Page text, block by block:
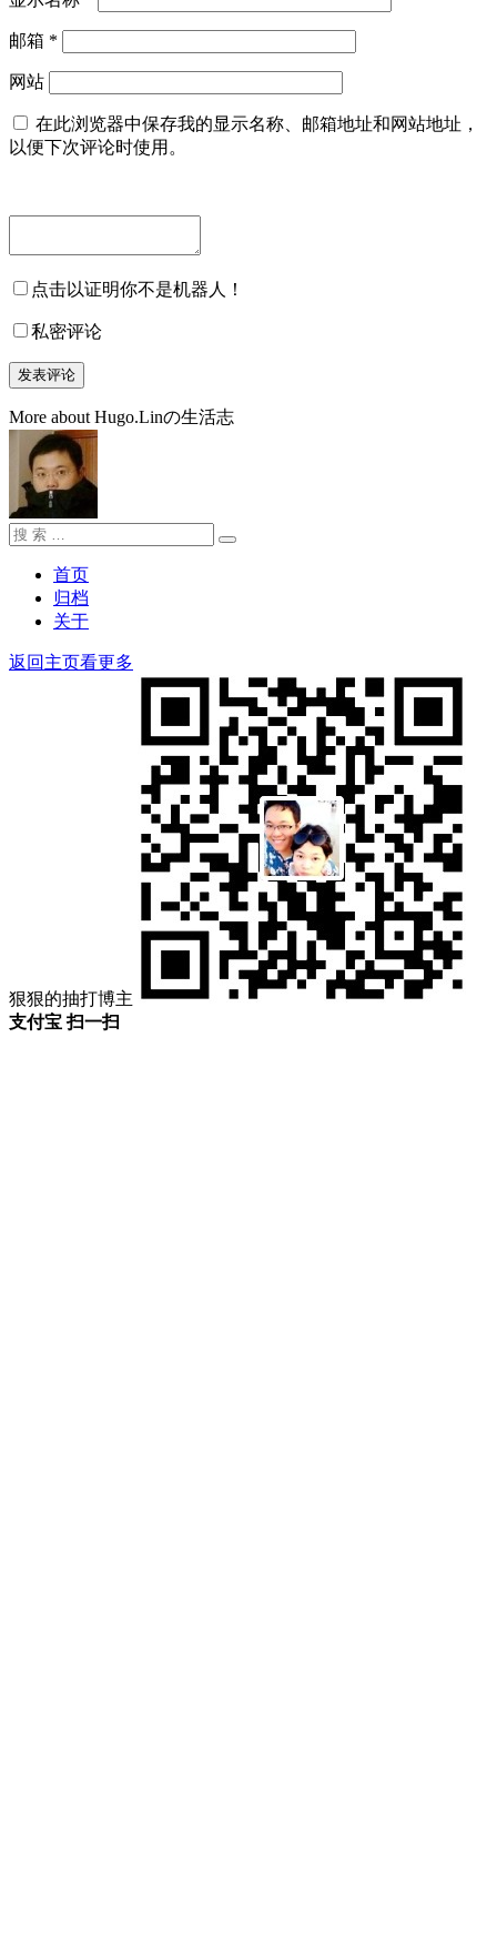
邮箱 *
网站
在此浏览器中保存我的显示名称、邮箱地址和网站地址，
以便下次评论时使用。
点击以证明你不是机器人！
私密评论
More about Hugo.Linの生活志
搜
搜
首页
归档
关于
返回主页看更多
狠狠的抽打博主
支付宝 扫一扫